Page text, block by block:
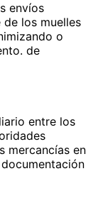
envíos
los muelles
o
de
entre los
mercancías en